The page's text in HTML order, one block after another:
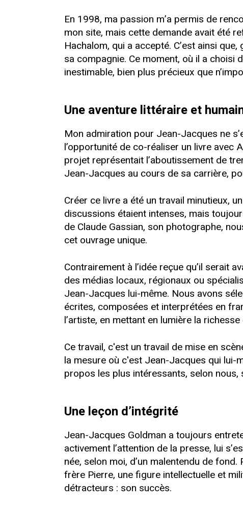
En 1998, ma passion m’a permis de
mon site, mais cette demande avait été
Hachalom, qui a accepté. C’est ainsi
sa compagnie. Ce moment, où il a
inestimable, bien plus précieux que
Une aventure littéraire et
Mon admiration pour Jean-Jacques ne
l’opportunité de co-réaliser un livre avec
projet représentait l’aboutissement de
Jean-Jacques au cours de sa carrière,
Créer ce livre a été un travail minutieux,
discussions étaient intenses, mais
de Claude Gassian, son photographe,
cet ouvrage unique.
Contrairement à l’idée reçue qu’il serait
des médias locaux, régionaux ou
Jean-Jacques lui-même. Nous avons
écrites, composées et interprétées en
l’artiste, en mettant en lumière la
Ce travail, c'est un travail de mise en
la mesure où c'est Jean-Jacques qui lui-
propos les plus intéressants, selon nous,
Une leçon d’intégrité
Jean-Jacques Goldman a toujours
activement l’attention de la presse, lui
née, selon moi, d’un malentendu de
frère Pierre, une figure intellectuelle et
détracteurs : son succès.